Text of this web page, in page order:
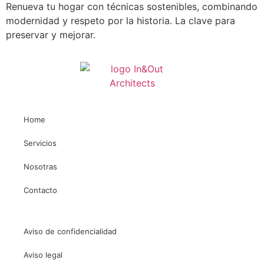
Renueva tu hogar con técnicas sostenibles, combinando
modernidad y respeto por la historia. La clave para
preservar y mejorar.
Home
Servicios
Nosotras
Contacto
Aviso de confidencialidad
Aviso legal
Estas
son
Son
funcione la